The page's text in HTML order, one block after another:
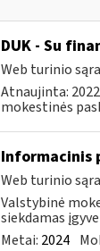
DUK - Su
Web turinio
Atnaujinta:
mokestinės
Informacinis
Web turinio
Valstybinė
siekdamas
Metai: 2024